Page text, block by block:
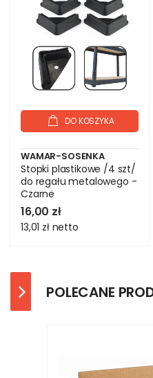
DO KOSZYKA
WAMAR-SOSENKA
Stopki plastikowe /4 szt/
do regału metalowego -
Czarne
16,00 zł
13,01 zł netto
POLECANE